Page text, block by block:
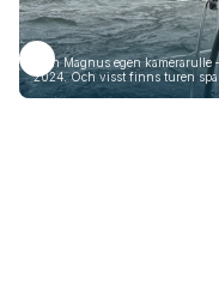
Från Magnus egen
2024. Och visst finns turen